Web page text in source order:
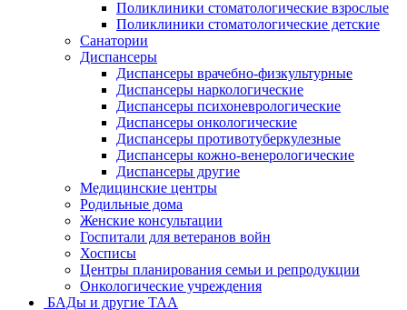
Поликлиники стоматологические взрослые
Поликлиники стоматологические детские
Санатории
Диспансеры
Диспансеры врачебно-физкультурные
Диспансеры наркологические
Диспансеры психоневрологические
Диспансеры онкологические
Диспансеры противотуберкулезные
Диспансеры кожно-венерологические
Диспансеры другие
Медицинские центры
Родильные дома
Женские консультации
Госпитали для ветеранов войн
Хосписы
Центры планирования семьи и репродукции
Онкологические учреждения
БАДы и другие ТАА